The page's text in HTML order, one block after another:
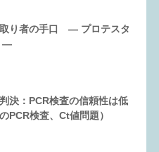
り者の手口 ― プロテスタ
―
決：PCR検査の信頼性は低
PCR検査、Ct値問題）